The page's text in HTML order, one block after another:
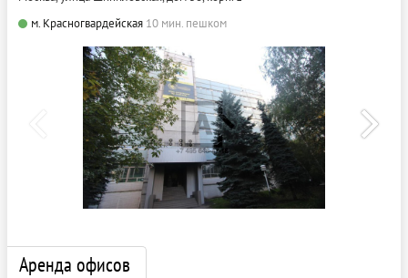
м. Красногвардейская 10 мин. пешком
Аренда офисов